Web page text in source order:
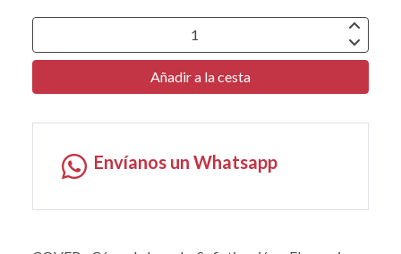
Añadir a la cesta
Envíanos un Whatsapp